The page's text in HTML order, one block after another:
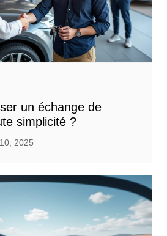
un échange de
simplicité ?
2025